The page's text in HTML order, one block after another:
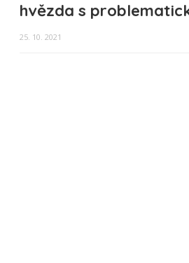
hvězda s
25. 10. 2021